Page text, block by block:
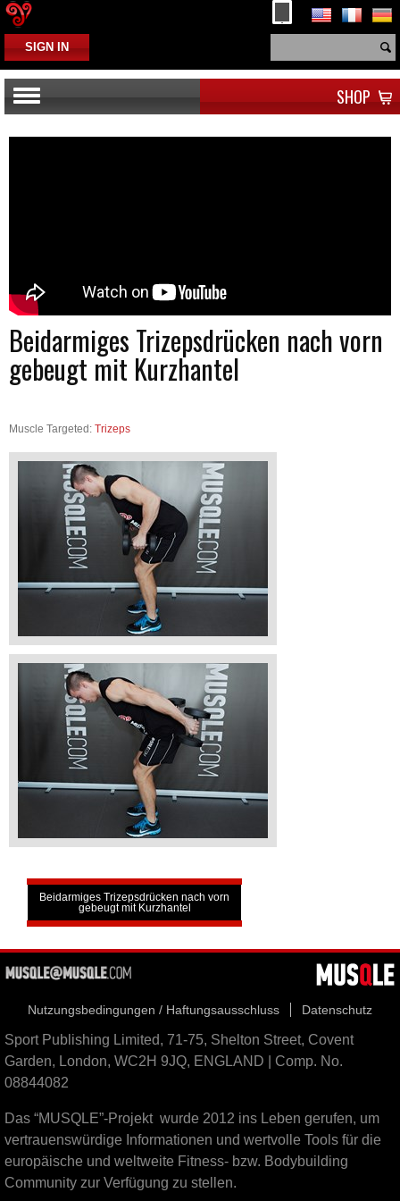
SIGN IN
SHOP
Beidarmiges Trizepsdrücken nach vorn
gebeugt mit Kurzhantel
Muscle Targeted: Trizeps
Beidarmiges Trizepsdrücken nach vorn
gebeugt mit Kurzhantel
Nutzungsbedingungen / Haftungsausschluss Datenschutz
Sport Publishing Limited, 71-75, Shelton Street, Covent
Garden, London, WC2H 9JQ, ENGLAND | Comp. No.
08844082
Das “MUSQLE”-Projekt wurde 2012 ins Leben gerufen, um
vertrauenswürdige Informationen und wertvolle Tools für die
europäische und weltweite Fitness- bzw. Bodybuilding
Community zur Verfügung zu stellen.